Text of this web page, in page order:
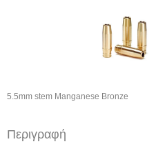
5.5mm stem Manganese Bronze
Περιγραφή